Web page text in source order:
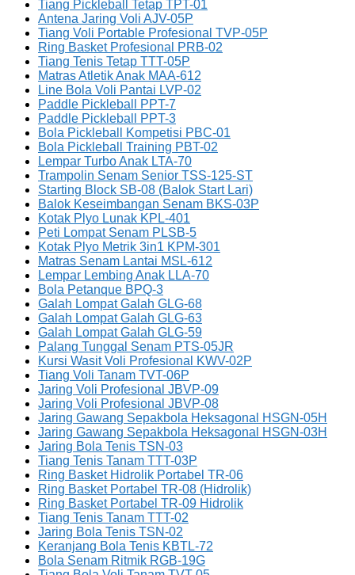
Tiang Pickleball Tetap TPT-01
Antena Jaring Voli AJV-05P
Tiang Voli Portable Profesional TVP-05P
Ring Basket Profesional PRB-02
Tiang Tenis Tetap TTT-05P
Matras Atletik Anak MAA-612
Line Bola Voli Pantai LVP-02
Paddle Pickleball PPT-7
Paddle Pickleball PPT-3
Bola Pickleball Kompetisi PBC-01
Bola Pickleball Training PBT-02
Lempar Turbo Anak LTA-70
Trampolin Senam Senior TSS-125-ST
Starting Block SB-08 (Balok Start Lari)
Balok Keseimbangan Senam BKS-03P
Kotak Plyo Lunak KPL-401
Peti Lompat Senam PLSB-5
Kotak Plyo Metrik 3in1 KPM-301
Matras Senam Lantai MSL-612
Lempar Lembing Anak LLA-70
Bola Petanque BPQ-3
Galah Lompat Galah GLG-68
Galah Lompat Galah GLG-63
Galah Lompat Galah GLG-59
Palang Tunggal Senam PTS-05JR
Kursi Wasit Voli Profesional KWV-02P
Tiang Voli Tanam TVT-06P
Jaring Voli Profesional JBVP-09
Jaring Voli Profesional JBVP-08
Jaring Gawang Sepakbola Heksagonal HSGN-05H
Jaring Gawang Sepakbola Heksagonal HSGN-03H
Jaring Bola Tenis TSN-03
Tiang Tenis Tanam TTT-03P
Ring Basket Hidrolik Portabel TR-06
Ring Basket Portabel TR-08 (Hidrolik)
Ring Basket Portabel TR-09 Hidrolik
Tiang Tenis Tanam TTT-02
Jaring Bola Tenis TSN-02
Keranjang Bola Tenis KBTL-72
Bola Senam Ritmik RGB-19G